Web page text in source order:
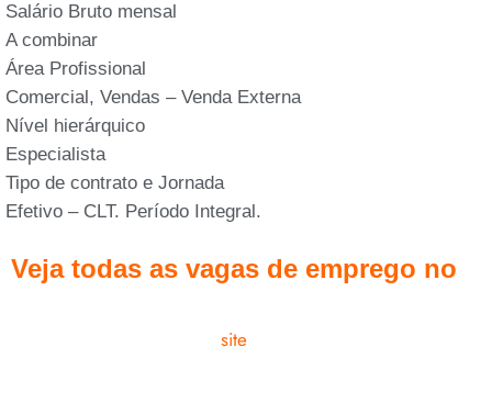
Salário Bruto mensal
A combinar
Área Profissional
Comercial, Vendas – Venda Externa
Nível hierárquico
Especialista
Tipo de contrato e Jornada
Efetivo – CLT. Período Integral.
Veja todas as vagas de emprego no
site